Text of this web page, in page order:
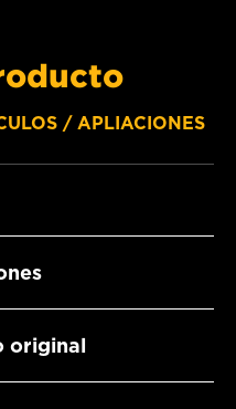
/ APLIACIONES
original